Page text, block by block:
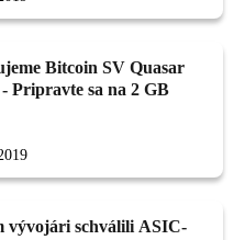
Bitcoin SV Quasar
Pripravte sa na 2 GB
vývojári schválili ASIC-